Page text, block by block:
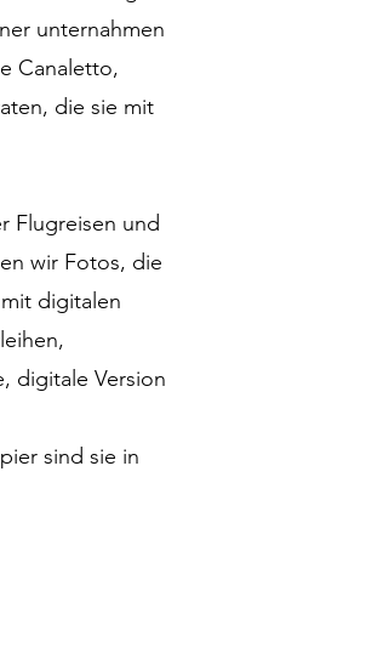
unternahmen
Canaletto,
die sie mit
Flugreisen und
wir Fotos, die
digitalen
digitale Version
sind sie in